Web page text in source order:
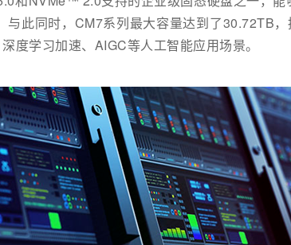
此同时，CM7系列最大容量达到了30.72TB
度学习加速、AIGC等人工智能应用场景。